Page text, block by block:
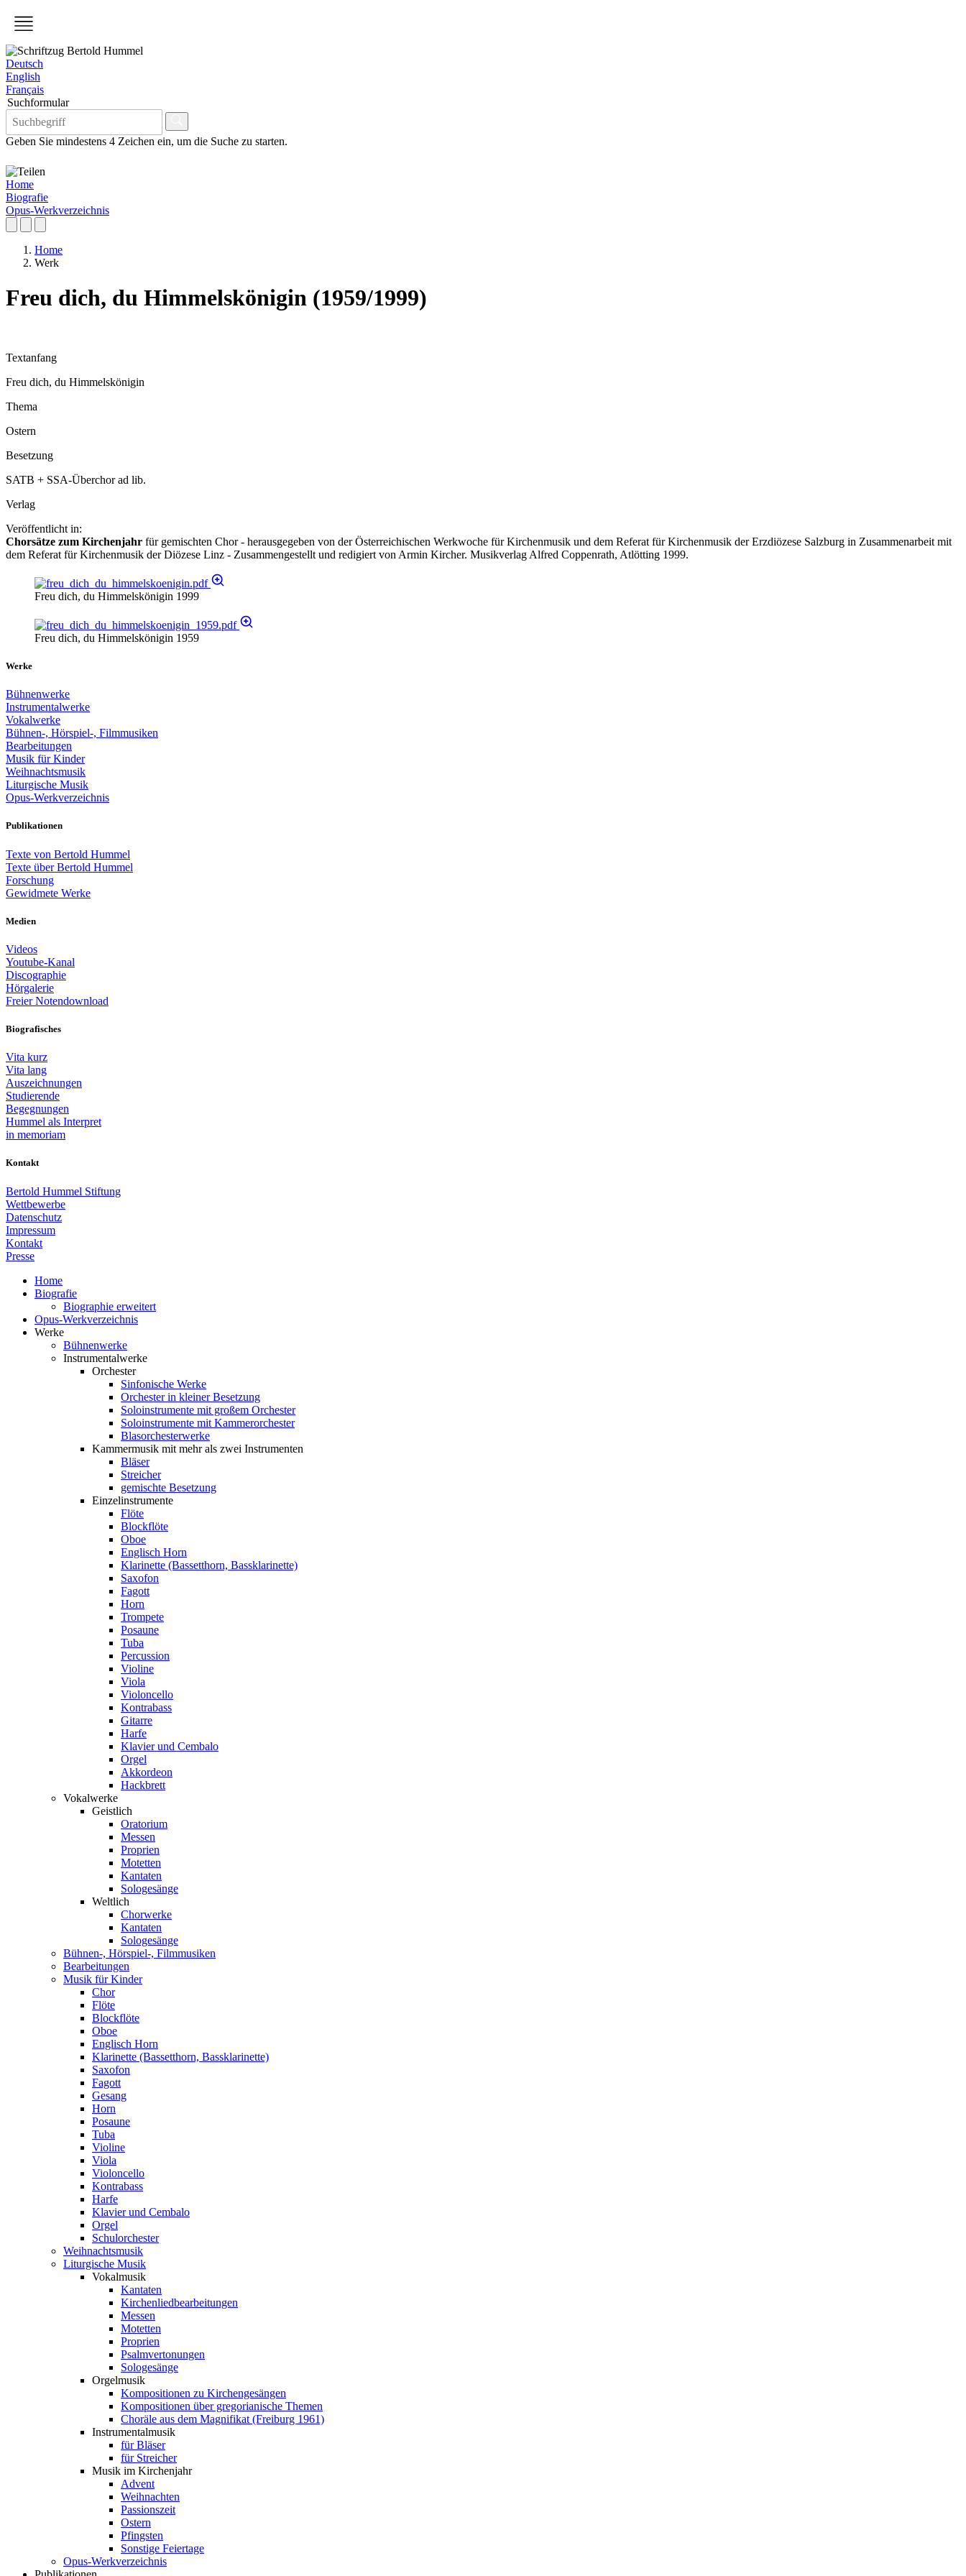
Deutsch
English
Français
Suchformular
Geben Sie mindestens 4 Zeichen ein, um die Suche zu starten.
Home
Biografie
Opus-Werkverzeichnis
Home
Werk
Freu dich, du Himmelskönigin (1959/1999)
Textanfang
Freu dich, du Himmelskönigin
Thema
Ostern
Besetzung
SATB + SSA-Überchor ad lib.
Verlag
Veröffentlicht in:
Chorsätze zum Kirchenjahr für gemischten Chor - herausgegeben von der Österreichischen Werkwoche für Kirchenmusik und dem Referat für Kirchenmusik der Erzdiözese Salzburg in Zusammenarbeit mit
dem Referat für Kirchenmusik der Diözese Linz - Zusammengestellt und redigiert von Armin Kircher. Musikverlag Alfred Coppenrath, Atlötting 1999.
Freu dich, du Himmelskönigin 1999
Freu dich, du Himmelskönigin 1959
Werke
Bühnenwerke
Instrumentalwerke
Vokalwerke
Bühnen-, Hörspiel-, Filmmusiken
Bearbeitungen
Musik für Kinder
Weihnachtsmusik
Liturgische Musik
Opus-Werkverzeichnis
Publikationen
Texte von Bertold Hummel
Texte über Bertold Hummel
Forschung
Gewidmete Werke
Medien
Videos
Youtube-Kanal
Discographie
Hörgalerie
Freier Notendownload
Biografisches
Vita kurz
Vita lang
Auszeichnungen
Studierende
Begegnungen
Hummel als Interpret
in memoriam
Kontakt
Bertold Hummel Stiftung
Wettbewerbe
Datenschutz
Impressum
Kontakt
Presse
Home
Biografie
Biographie erweitert
Opus-Werkverzeichnis
Werke
Bühnenwerke
Instrumentalwerke
Orchester
Sinfonische Werke
Orchester in kleiner Besetzung
Soloinstrumente mit großem Orchester
Soloinstrumente mit Kammerorchester
Blasorchesterwerke
Kammermusik mit mehr als zwei Instrumenten
Bläser
Streicher
gemischte Besetzung
Einzelinstrumente
Flöte
Blockflöte
Oboe
Englisch Horn
Klarinette (Bassetthorn, Bassklarinette)
Saxofon
Fagott
Horn
Trompete
Posaune
Tuba
Percussion
Violine
Viola
Violoncello
Kontrabass
Gitarre
Harfe
Klavier und Cembalo
Orgel
Akkordeon
Hackbrett
Vokalwerke
Geistlich
Oratorium
Messen
Proprien
Motetten
Kantaten
Sologesänge
Weltlich
Chorwerke
Kantaten
Sologesänge
Bühnen-, Hörspiel-, Filmmusiken
Bearbeitungen
Musik für Kinder
Chor
Flöte
Blockflöte
Oboe
Englisch Horn
Klarinette (Bassetthorn, Bassklarinette)
Saxofon
Fagott
Gesang
Horn
Posaune
Tuba
Violine
Viola
Violoncello
Kontrabass
Harfe
Klavier und Cembalo
Orgel
Schulorchester
Weihnachtsmusik
Liturgische Musik
Vokalmusik
Kantaten
Kirchenliedbearbeitungen
Messen
Motetten
Proprien
Psalmvertonungen
Sologesänge
Orgelmusik
Kompositionen zu Kirchengesängen
Kompositionen über gregorianische Themen
Choräle aus dem Magnifikat (Freiburg 1961)
Instrumentalmusik
für Bläser
für Streicher
Musik im Kirchenjahr
Advent
Weihnachten
Passionszeit
Ostern
Pfingsten
Sonstige Feiertage
Opus-Werkverzeichnis